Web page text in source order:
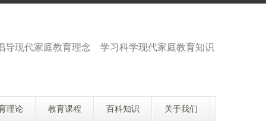
导现代家庭教育理念 学习科学现代家庭教育知识
理论 教育课程 百科知识 关于我们